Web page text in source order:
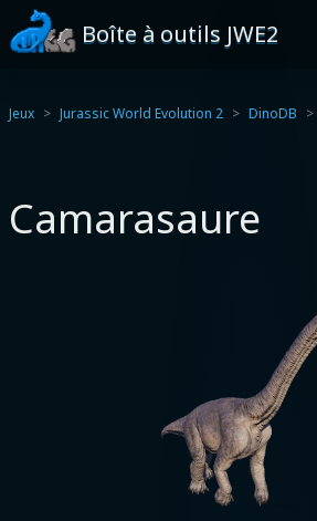
Boîte à outils JWE2
Jeux Jurassic World Evolution 2 DinoDB
Camarasaure